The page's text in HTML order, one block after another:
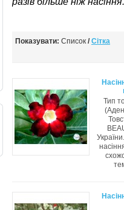
Показувати: Список / Сітка
Тип